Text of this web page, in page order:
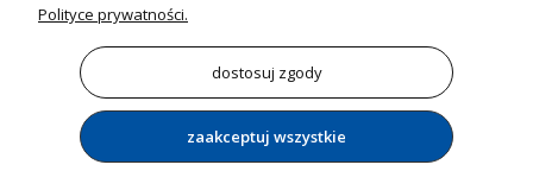
Wentylatory
Polityce prywatności.
dostosuj zgody
zaakceptuj wszystkie